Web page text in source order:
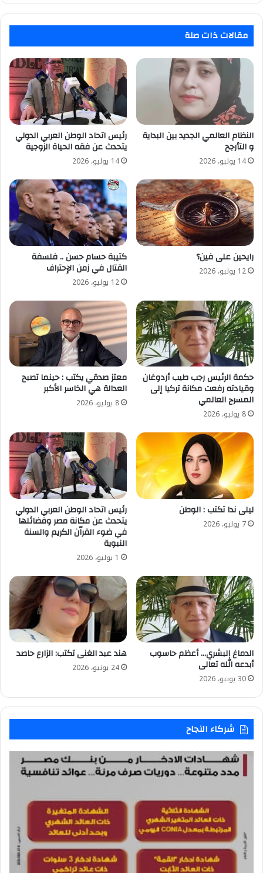
مسابقة
القرآن
الكريم
بأطفيح
مقالات ذات صلة
النظام العالمي الجديد بين البداية
و التأرجح
14 يوليو، 2026
رئيس اتحاد الوطن العربي الدولي
يتحدث عن فقه الحياة الزوجية
14 يوليو، 2026
رايحين على فين؟
12 يوليو، 2026
كتيبة حسام حسن .. فلسفة
القتال في زمن الإحتراف
12 يوليو، 2026
حكمة الرئيس رجب طيب أردوغان
وقيادته رفعت مكانة تركيا إلى
المسرح العالمي
8 يوليو، 2026
معتز صدقي يكتب : حينما تصبح
العدالة هي الخاسر الأكبر
8 يوليو، 2026
ليلى ندا تكتب : الوطن
7 يوليو، 2026
رئيس اتحاد الوطن العربي الدولي
يتحدث عن مكانة مصر وفضائلها
في ضوء القراّن الكريم والسنة
النبوية
1 يوليو، 2026
الدماغ البشري… أعظم حاسوب
أبدعه الله تعالى
30 يونيو، 2026
هند عبد الغنى تكتب: الزارع حاصد
24 يونيو، 2026
شركاء النجاح